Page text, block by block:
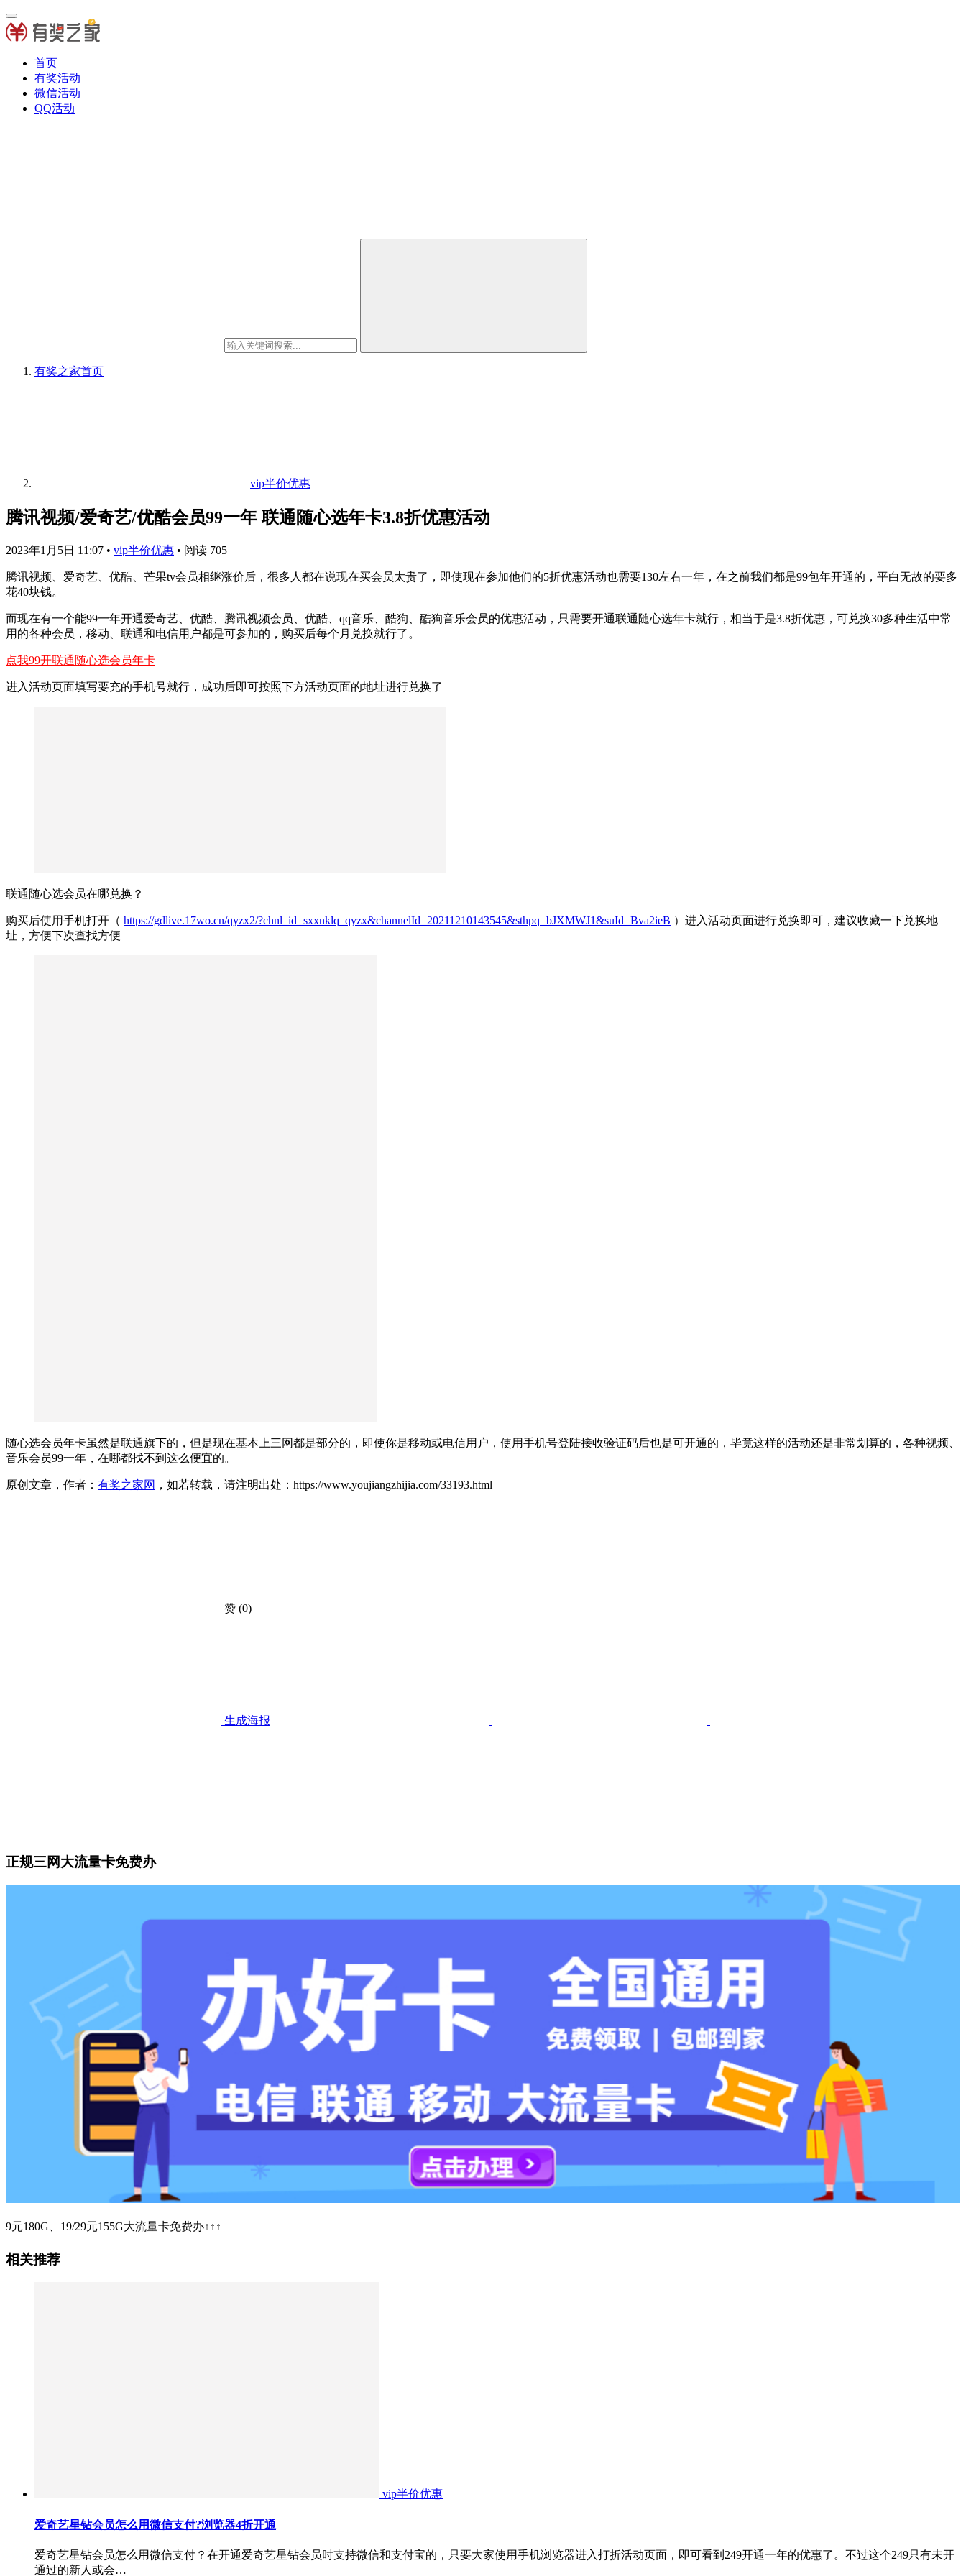
首页
有奖活动
微信活动
QQ活动
有奖之家首页
vip半价优惠
腾讯视频/爱奇艺/优酷会员99一年 联通随心选年卡3.8折优惠活动
2023年1月5日 11:07 • vip半价优惠 • 阅读 705
腾讯视频、爱奇艺、优酷、芒果tv会员相继涨价后，很多人都在说现在买会员太贵了，即使现在参加他们的5折优惠活动也需要130左右一年，在之前我们都是99包年开通的，平白无故的要多
花40块钱。
而现在有一个能99一年开通爱奇艺、优酷、腾讯视频会员、优酷、qq音乐、酷狗、酷狗音乐会员的优惠活动，只需要开通联通随心选年卡就行，相当于是3.8折优惠，可兑换30多种生活中常
用的各种会员，移动、联通和电信用户都是可参加的，购买后每个月兑换就行了。
点我99开联通随心选会员年卡
进入活动页面填写要充的手机号就行，成功后即可按照下方活动页面的地址进行兑换了
联通随心选会员在哪兑换？
购买后使用手机打开（ https://gdlive.17wo.cn/qyzx2/?chnl_id=sxxnklq_qyzx&channelId=20211210143545&sthpq=bJXMWJ1&suId=Bva2ieB ）进入活动页面进行兑换即可，建议收藏一下兑换地
址，方便下次查找方便
随心选会员年卡虽然是联通旗下的，但是现在基本上三网都是部分的，即使你是移动或电信用户，使用手机号登陆接收验证码后也是可开通的，毕竟这样的活动还是非常划算的，各种视频、
音乐会员99一年，在哪都找不到这么便宜的。
原创文章，作者： 有奖之家网 ，如若转载，请注明出处：https://www.youjiangzhijia.com/33193.html
赞 (0)
生成海报
正规三网大流量卡免费办
9元180G、19/29元155G大流量卡免费办↑↑↑
相关推荐
vip半价优惠
爱奇艺星钻会员怎么用微信支付?浏览器4折开通
爱奇艺星钻会员怎么用微信支付？在开通爱奇艺星钻会员时支持微信和支付宝的，只要大家使用手机浏览器进入打折活动页面，即可看到249开通一年的优惠了。不过这个249只有未开
通过的新人或会…